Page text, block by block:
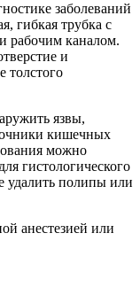
заболеваний
гибкая трубка с
рабочим каналом.
и
толстого
язвы,
кишечных
можно
гистологического
удалить полипы или
анестезией или